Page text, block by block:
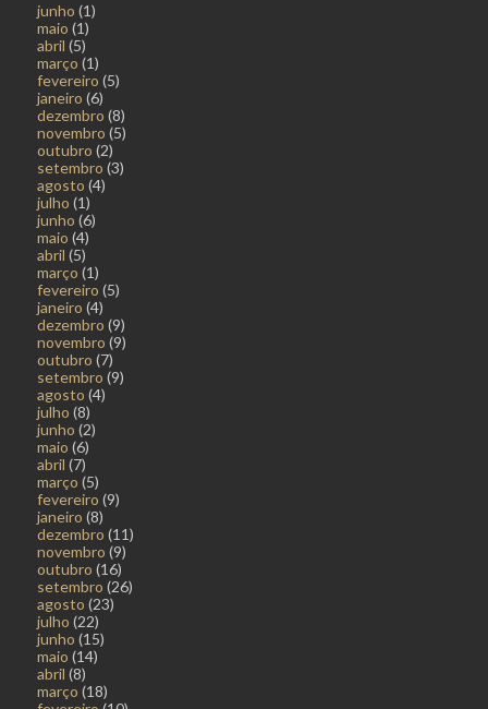
junho (1)
maio (1)
abril (5)
março (1)
fevereiro (5)
janeiro (6)
dezembro (8)
novembro (5)
outubro (2)
setembro (3)
agosto (4)
julho (1)
junho (6)
maio (4)
abril (5)
março (1)
fevereiro (5)
janeiro (4)
dezembro (9)
novembro (9)
outubro (7)
setembro (9)
agosto (4)
julho (8)
junho (2)
maio (6)
abril (7)
março (5)
fevereiro (9)
janeiro (8)
dezembro (11)
novembro (9)
outubro (16)
setembro (26)
agosto (23)
julho (22)
junho (15)
maio (14)
abril (8)
março (18)